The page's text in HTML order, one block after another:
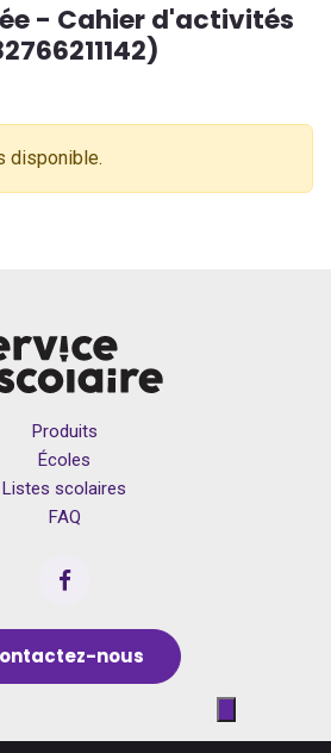
- Cahier d'activités
disponible.
Produits
Écoles
Listes scolaires
FAQ
nous